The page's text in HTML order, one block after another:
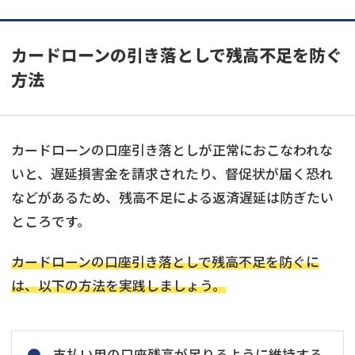
カードローンの引き落としで残高不足を防ぐ
方法
カードローンの口座引き落としが正常におこなわれな
いと、遅延損害金を請求されたり、督促状が届く恐れ
などがあるため、残高不足による返済遅延は防ぎたい
ところです。
カードローンの口座引き落としで残高不足を防ぐに
は、以下の方法を実践しましょう。